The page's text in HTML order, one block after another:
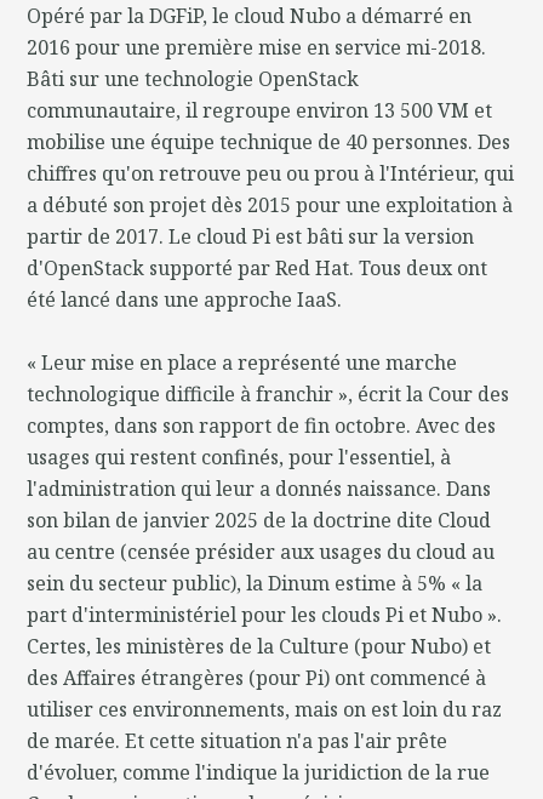
Opéré par la DGFiP, le cloud Nubo a démarré en
2016 pour une première mise en service mi-2018.
Bâti sur une technologie OpenStack
communautaire, il regroupe environ 13 500 VM et
mobilise une équipe technique de 40 personnes. Des
chiffres qu'on retrouve peu ou prou à l'Intérieur, qui
a débuté son projet dès 2015 pour une exploitation à
partir de 2017. Le cloud Pi est bâti sur la version
d'OpenStack supporté par Red Hat. Tous deux ont
été lancé dans une approche IaaS.
« Leur mise en place a représenté une marche
technologique difficile à franchir », écrit la Cour des
comptes, dans son rapport de fin octobre. Avec des
usages qui restent confinés, pour l'essentiel, à
l'administration qui leur a donnés naissance. Dans
son bilan de janvier 2025 de la doctrine dite Cloud
au centre (censée présider aux usages du cloud au
sein du secteur public), la Dinum estime à 5% « la
part d'interministériel pour les clouds Pi et Nubo ».
Certes, les ministères de la Culture (pour Nubo) et
des Affaires étrangères (pour Pi) ont commencé à
utiliser ces environnements, mais on est loin du raz
de marée. Et cette situation n'a pas l'air prête
d'évoluer, comme l'indique la juridiction de la rue